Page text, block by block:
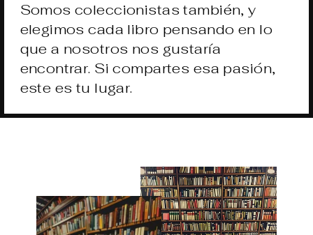
Somos coleccionistas también, y
elegimos cada libro pensando en lo
que a nosotros nos gustaría
encontrar. Si compartes esa pasión,
este es tu lugar.